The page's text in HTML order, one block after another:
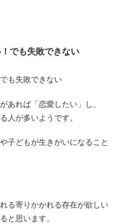
でも失敗できない
あれば「恋愛したい」し、
人が多いようです。
子どもが生きがいになること
る寄りかかれる存在が欲しい
と思います。